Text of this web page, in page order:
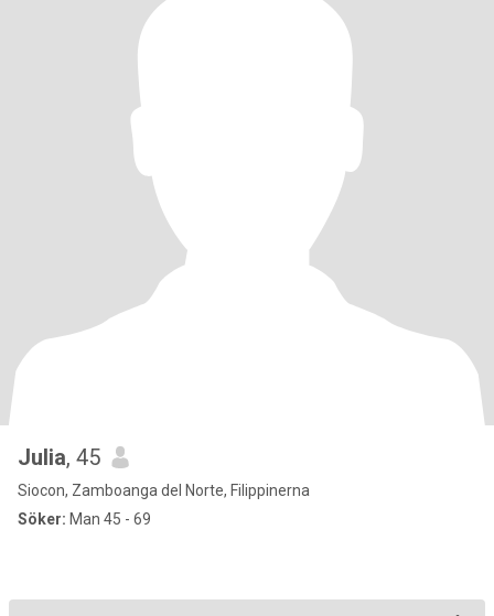
Julia, 45
Siocon, Zamboanga del Norte, Filippinerna
Söker: Man 45 - 69